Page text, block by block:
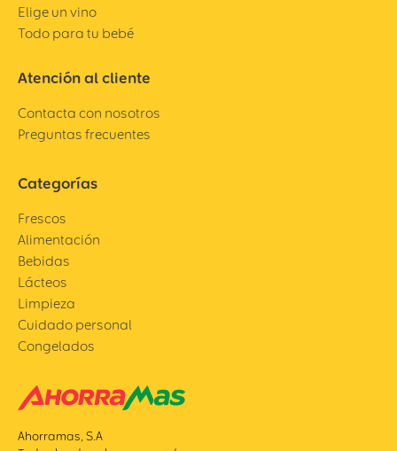
Elige un vino
Todo para tu bebé
Atención al cliente
Contacta con nosotros
Preguntas frecuentes
Categorías
Frescos
Alimentación
Bebidas
Lácteos
Limpieza
Cuidado personal
Congelados
Ahorramas, S.A